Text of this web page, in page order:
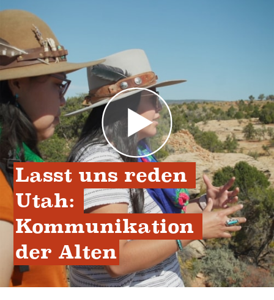
Lasst uns reden
Utah:
Kommunikation
der Alten